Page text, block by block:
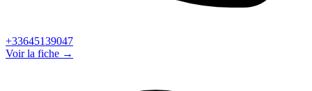
+33645139047
Voir la fiche →